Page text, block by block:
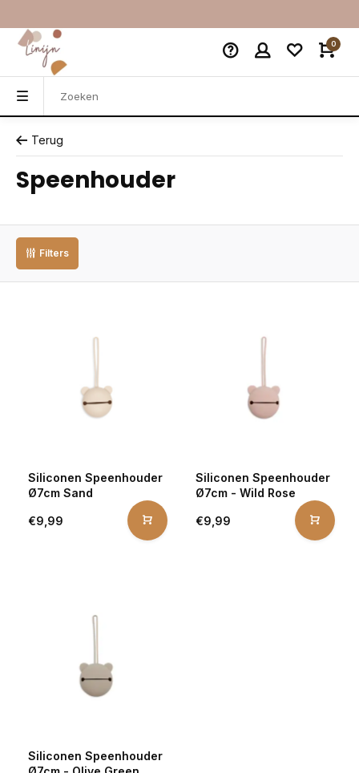
0
Terug
Speenhouder
Filters
Siliconen Speenhouder
Ø7cm Sand
€9,99
Siliconen Speenhouder
Ø7cm - Wild Rose
€9,99
Siliconen Speenhouder